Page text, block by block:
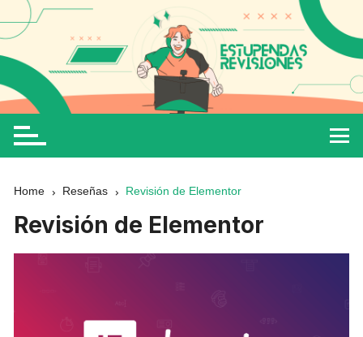
Home Reseñas Revisión de Elementor
Revisión de Elementor